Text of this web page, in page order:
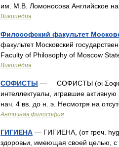
им. М.В. Ломоносова Английское
Википедия
Философский факультет
факультет Московский
Faculty of Philosophy of Moscow
Википедия
СОФИСТЫ — СОФИСТЫ (οἱ
интеллектуалы, игравшие
нач. 4 вв. до н. э. Несмотря на
Античная философия
ГИГИЕНА — ГИГИЕНА, (от греч.
здоровьи, имеющая своей целью, с